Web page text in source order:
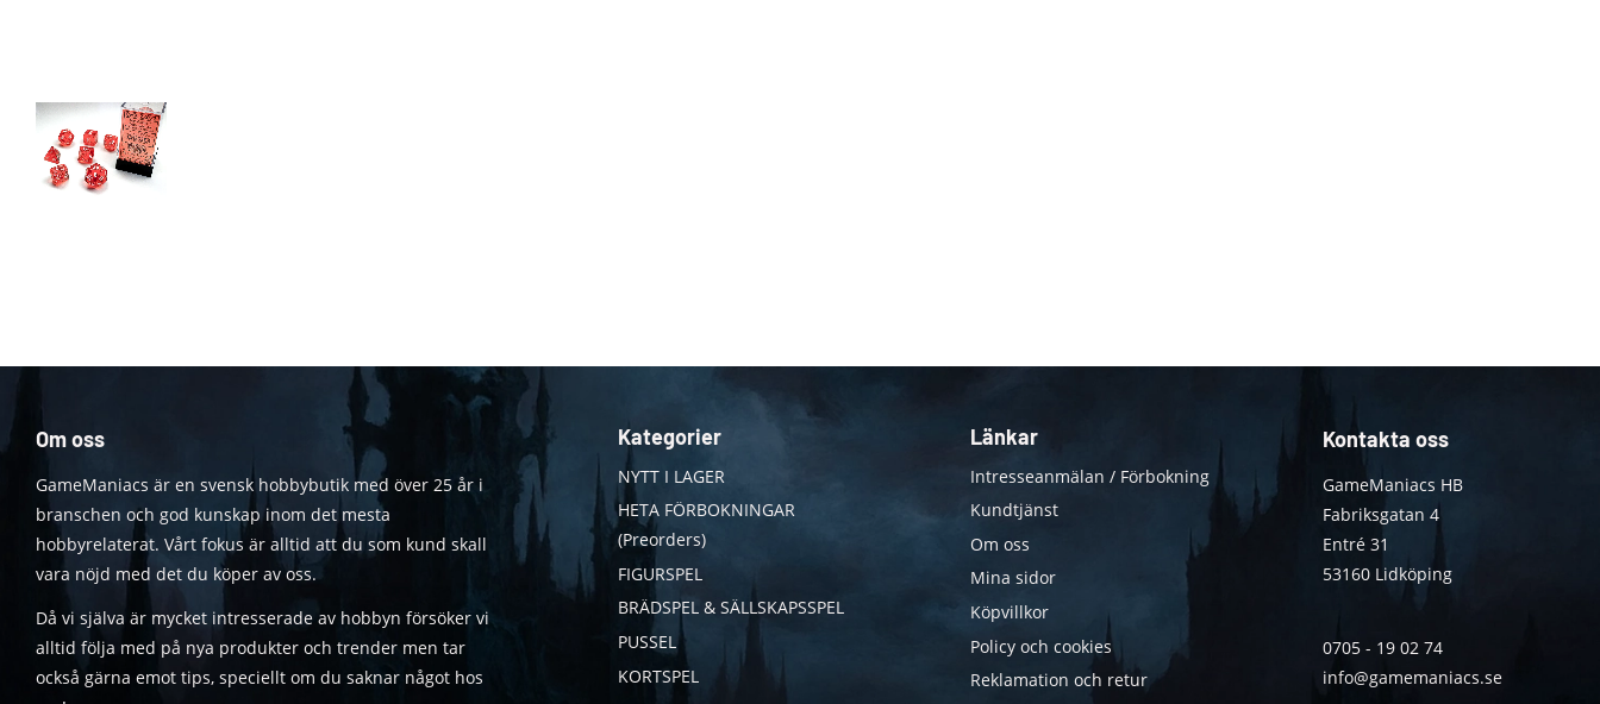
Om oss
GameManiacs är en svensk hobbybutik med över 25 år i
branschen och god kunskap inom det mesta
hobbyrelaterat. Vårt fokus är alltid att du som kund skall
vara nöjd med det du köper av oss.
Då vi själva är mycket intresserade av hobbyn försöker vi
alltid följa med på nya produkter och trender men tar
också gärna emot tips, speciellt om du saknar något hos
Kategorier
NYTT I LAGER
HETA FÖRBOKNINGAR
(Preorders)
FIGURSPEL
BRÄDSPEL & SÄLLSKAPSSPEL
PUSSEL
KORTSPEL
Länkar
Intresseanmälan / Förbokning
Kundtjänst
Om oss
Mina sidor
Köpvillkor
Policy och cookies
Reklamation och retur
Kontakta oss
GameManiacs HB
Fabriksgatan 4
Entré 31
53160 Lidköping
0705 - 19 02 74
info@gamemaniacs.se